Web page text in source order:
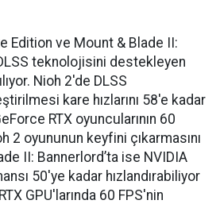
Edition ve Mount & Blade II:
teknolojisini destekleyen
Nioh 2'de DLSS
kare hızlarını 58'e kadar
RTX oyuncularının 60
2 oyununun keyfini çıkarmasını
II: Bannerlord’ta ise NVIDIA
50'ye kadar hızlandırabiliyor
GPU'larında 60 FPS'nin